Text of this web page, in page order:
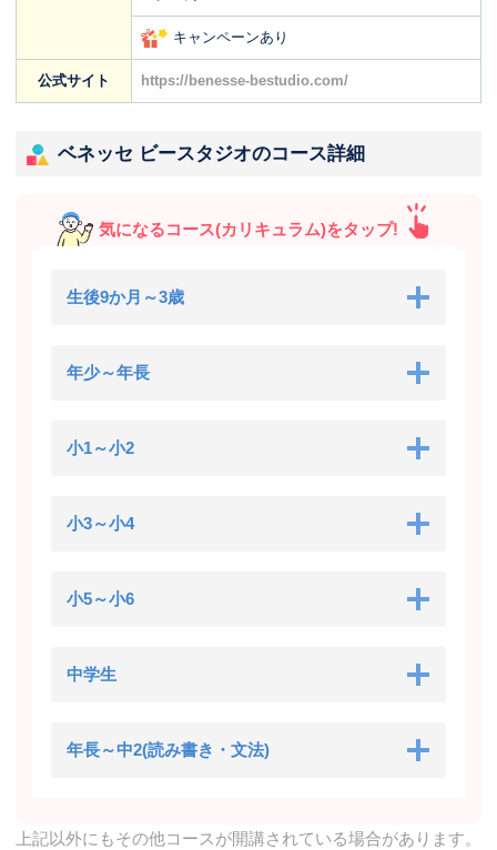
キャンペーンあり
公式サイト https://benesse-bestudio.com/
ベネッセ ビースタジオのコース詳細
気になるコース(カリキュラム)をタップ!
生後9か月～3歳
年少～年長
小1～小2
小3～小4
小5～小6
中学生
年長～中2(読み書き・文法)
上記以外にもその他コースが開講されている場合があります。